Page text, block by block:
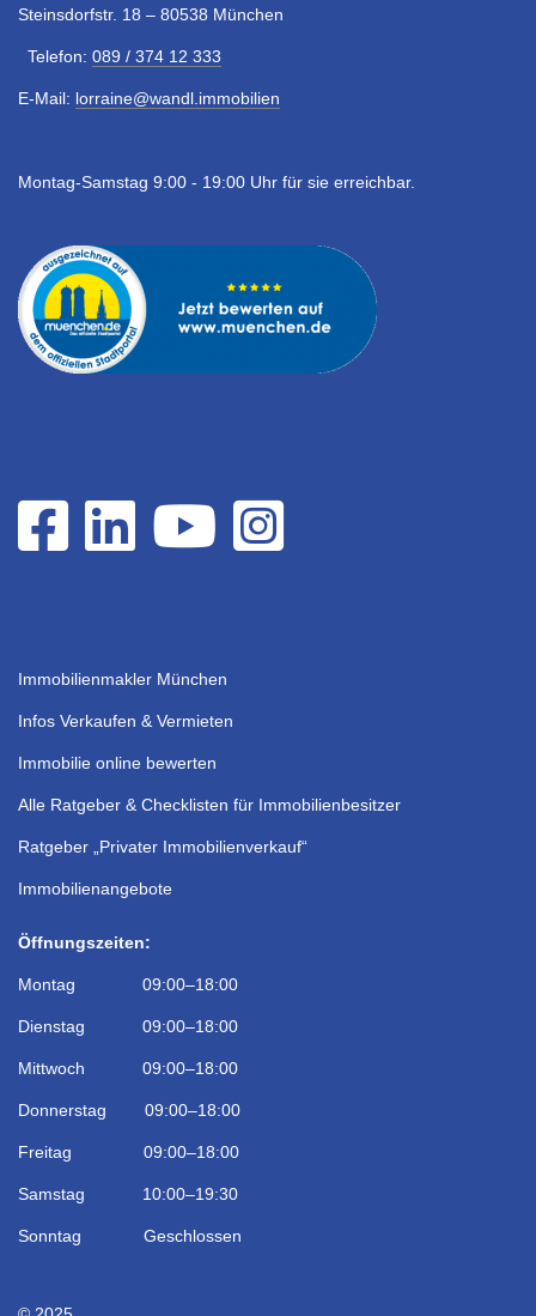
Steinsdorfstr. 18 – 80538 München
Telefon: 089 / 374 12 333
E-Mail: lorraine@wandl.immobilien
Montag-Samstag 9:00 - 19:00 Uhr für sie erreichbar.
Immobilienmakler München
Infos Verkaufen & Vermieten
Immobilie online bewerten
Alle Ratgeber & Checklisten für Immobilienbesitzer
Ratgeber „Privater Immobilienverkauf“
Immobilienangebote
Öffnungszeiten:
Montag 09:00–18:00
Dienstag 09:00–18:00
Mittwoch 09:00–18:00
Donnerstag 09:00–18:00
Freitag 09:00–18:00
Samstag 10:00–19:30
Sonntag Geschlossen